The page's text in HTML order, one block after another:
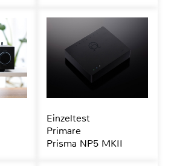
Einzeltest
Primare
Prisma NP5 MKII